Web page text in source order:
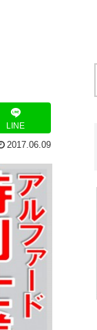
LINE
2017.06.09